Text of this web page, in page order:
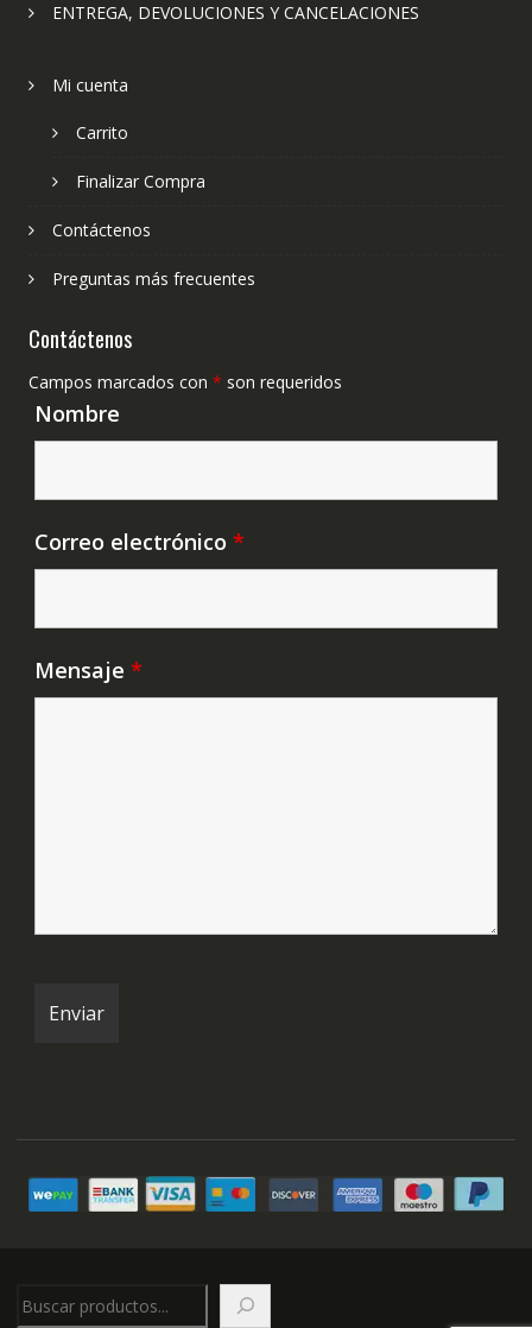
ENTREGA, DEVOLUCIONES Y CANCELACIONES
Mi cuenta
Carrito
Finalizar Compra
Contáctenos
Preguntas más frecuentes
Contáctenos
Campos marcados con * son requeridos
Nombre
Correo electrónico *
Mensaje *